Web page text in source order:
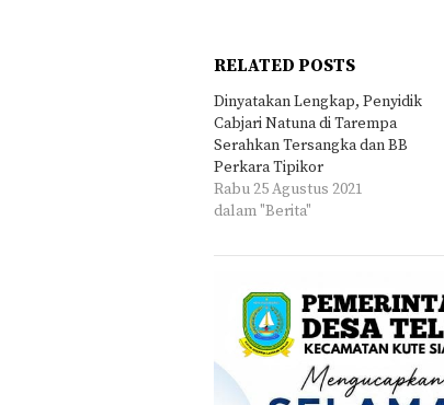
RELATED POSTS
Dinyatakan Lengkap, Penyidik
Cabjari Natuna di Tarempa
Serahkan Tersangka dan BB
Perkara Tipikor
Rabu 25 Agustus 2021
dalam "Berita"